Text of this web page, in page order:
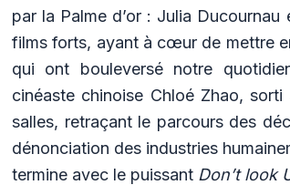
par la Palme d’or : Julia Ducournau
films forts, ayant à cœur de mettre
qui ont bouleversé notre
cinéaste chinoise Chloé Zhao,
salles, retraçant le parcours des
dénonciation des industries
termine avec le puissant Don’t look